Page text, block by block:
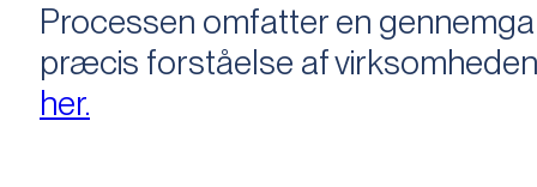
Processen omfatter en
præcis forståelse af
her.